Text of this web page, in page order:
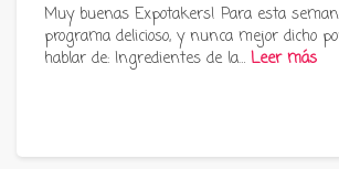
Muy buenas Expotakers! Para esta
programa delicioso, y nunca mejor dicho
hablar de: Ingredientes de la… Leer más